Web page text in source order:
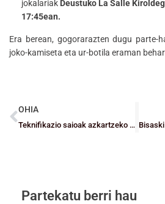
jokalariak Deustuko La Salle
17:45ean.
Era berean, gogorarazten dugu parte-
joko-kamiseta eta ur-botila eraman
OHIA
Teknifikazio saioak azkartzeko hitzordu berria
Partekatu berri hau